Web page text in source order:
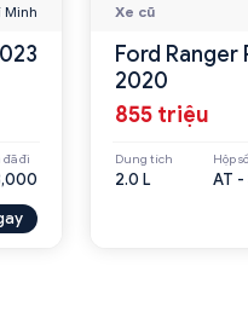
Minh
đã đi
Xe cũ
Ford
2020
855 triệu
Dung tích
2.0 L
Hộp số
AT